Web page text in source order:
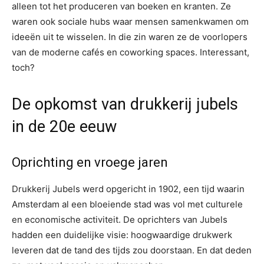
alleen tot het produceren van boeken en kranten. Ze
waren ook sociale hubs waar mensen samenkwamen om
ideeën uit te wisselen. In die zin waren ze de voorlopers
van de moderne cafés en coworking spaces. Interessant,
toch?
De opkomst van drukkerij jubels
in de 20e eeuw
Oprichting en vroege jaren
Drukkerij Jubels werd opgericht in 1902, een tijd waarin
Amsterdam al een bloeiende stad was vol met culturele
en economische activiteit. De oprichters van Jubels
hadden een duidelijke visie: hoogwaardige drukwerk
leveren dat de tand des tijds zou doorstaan. En dat deden